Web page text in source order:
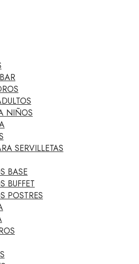
NIÑOS
SERVILLETAS
BASE
BUFFET
POSTRES